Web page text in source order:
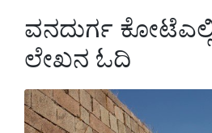
ವನದುರ್ಗ
ಲೇಖನ ಓದಿ